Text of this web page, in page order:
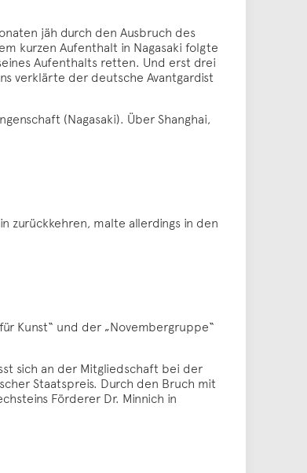
jäh durch den Ausbruch des
kurzen Aufenthalt in Nagasaki folgte
Aufenthalts retten. Und erst drei
verklärte der deutsche Avantgardist
(Nagasaki). Über Shanghai,
zurückkehren, malte allerdings in den
Kunst“ und der „Novembergruppe“
sich an der Mitgliedschaft bei der
Staatspreis. Durch den Bruch mit
Förderer Dr. Minnich in